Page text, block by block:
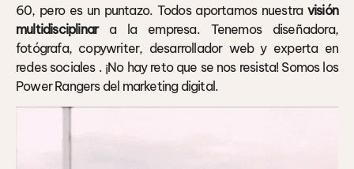
60, pero es un puntazo. Todos aportamos nuestra visión
multidisciplinara la empresa. Tenemos diseñadora,
fotógrafa, copywriter, desarrollador web y experta en
redes sociales . ¡No hay reto que se nos resista! Somos los
Power Rangers del marketing digital.